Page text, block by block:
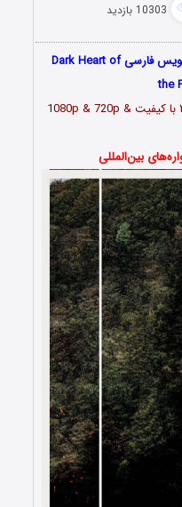
10303 بازدید
دانلود فیلم قلب تاریک جنگل با زیرنویس فارسی Dark Heart of
the
با کیفیت 1080p & 720p &